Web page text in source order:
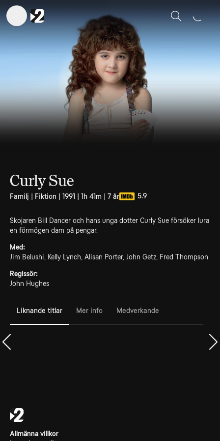
Sök
Curly Sue
Familj | Fiktion | 1991 | 1h 41m | 7 år 5.9
Skojaren Bill Dancer och hans unga dotter Curly Sue försöker lura
en förmögen dam på pengar.
Med:
Jim Belushi, Kelly Lynch, Alisan Porter, John Getz, Fred Thompson
Regissör:
John Hughes
Liknande titlar Mer info Medverkande
Allmänna villkor